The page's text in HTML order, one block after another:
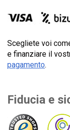
Scegliete voi
e finanziare il
pagamento.
Fiducia e